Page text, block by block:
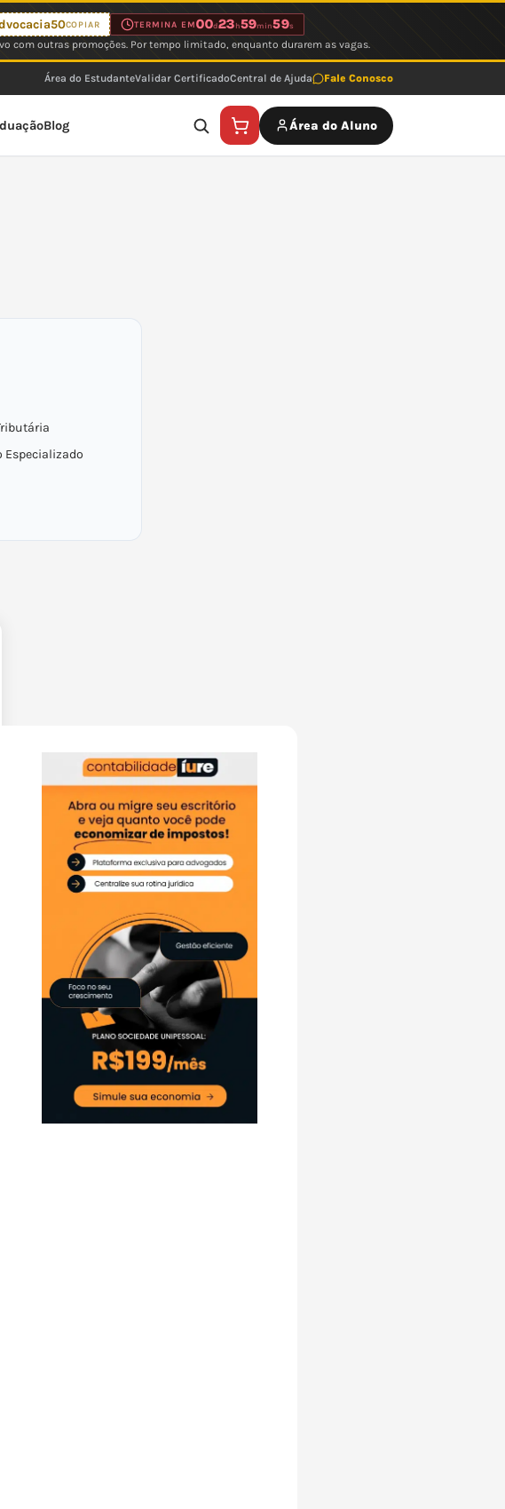
COPIAR TERMINA EM00d23 h59min59s
com outras promoções. Por tempo limitado, enquanto durarem as vagas.
Área do EstudanteValidar CertificadoCentral de Ajuda Fale Conosco
Blog Área do Aluno
Especializado